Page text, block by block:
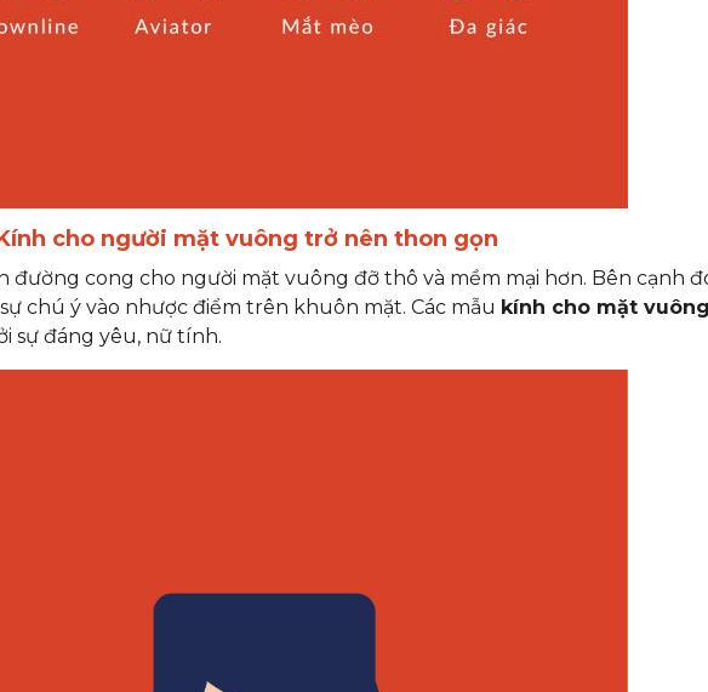
cho người mặt vuông trở nên thon gọn
đường cong cho người mặt vuông đỡ thô và mềm mại hơn. Bên cạnh
chú ý vào nhược điểm trên khuôn mặt. Các mẫu kính cho mặt
sự đáng yêu, nữ tính.